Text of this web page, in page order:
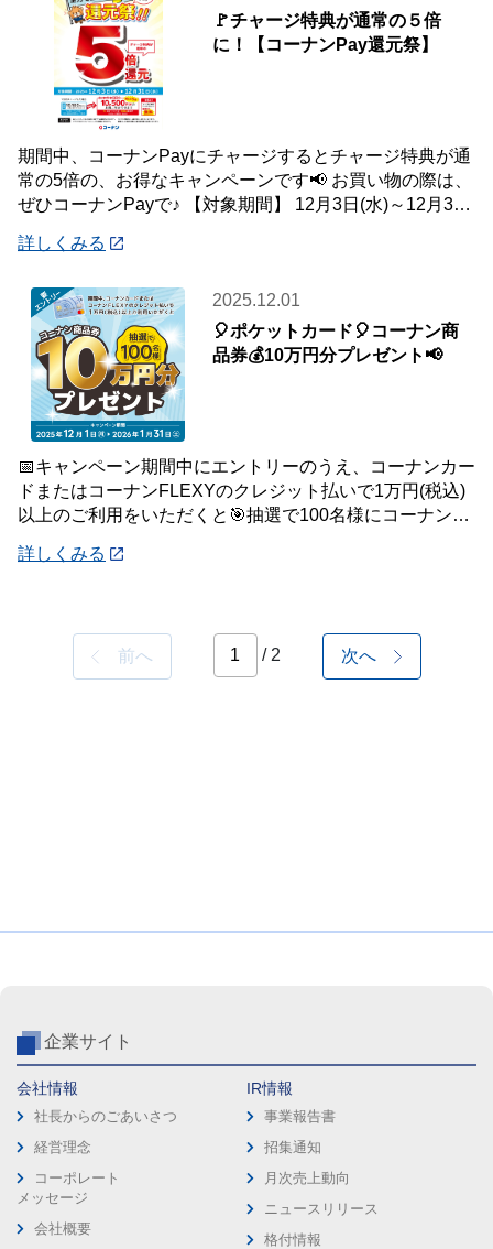
🚩チャージ特典が通常の５倍
に！【コーナンPay還元祭】
期間中、コーナンPayにチャージするとチャージ特典が通
常の5倍の、お得なキャンペーンです📢 お買い物の際は、
ぜひコーナンPayで♪ 【対象期間】 12月3日(水)～12月31
詳しくみる
2025.12.01
🎈ポケットカード🎈コーナン商
品券💰10万円分プレゼント📢
📅キャンペーン期間中にエントリーのうえ、コーナンカー
ドまたはコーナンFLEXYのクレジット払いで1万円(税込)
以上のご利用をいただくと🎯抽選で100名様にコーナン商
詳しくみる
前へ / 2 次へ
企業サイト
会社情報
社長からのごあいさつ
経営理念
コーポレート
メッセージ
会社概要
IR情報
事業報告書
招集通知
月次売上動向
ニュースリリース
格付情報